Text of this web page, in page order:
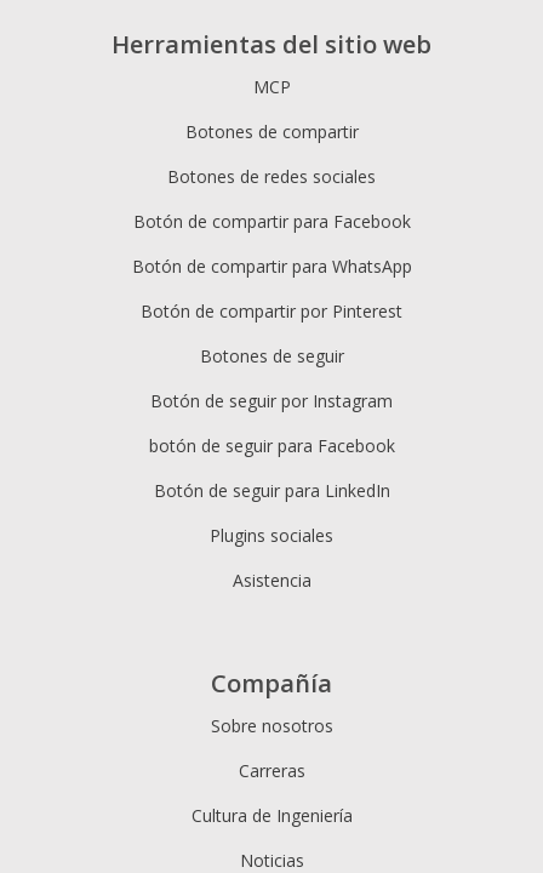
Herramientas del sitio web
MCP
Botones de compartir
Botones de redes sociales
Botón de compartir para Facebook
Botón de compartir para WhatsApp
Botón de compartir por Pinterest
Botones de seguir
Botón de seguir por Instagram
botón de seguir para Facebook
Botón de seguir para LinkedIn
Plugins sociales
Asistencia
Compañía
Sobre nosotros
Carreras
Cultura de Ingeniería
Noticias